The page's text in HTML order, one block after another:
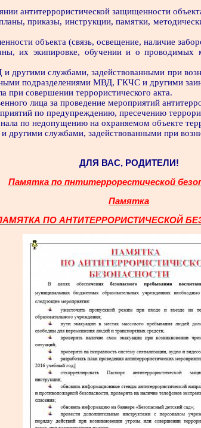
антитеррористической защищенности
приказы, инструкции, памятки,
объекта (связь, освещение, наличие
их экипировке, обучении и о проводимых
другими службами, задействованными при
подразделениями МВД, ГКЧС и другими
при совершении террористического акта.
лица за проведение мероприятий
по предупреждению, пресечению
по недопущению на охраняемом объекте
другими службами, задействованными при
ДЛЯ ВАС, РОДИТЕЛИ!
Памятка по пнтитеррорестической
Памятка
ПО АНТИТЕРРОРИСТИЧЕСКОЙ